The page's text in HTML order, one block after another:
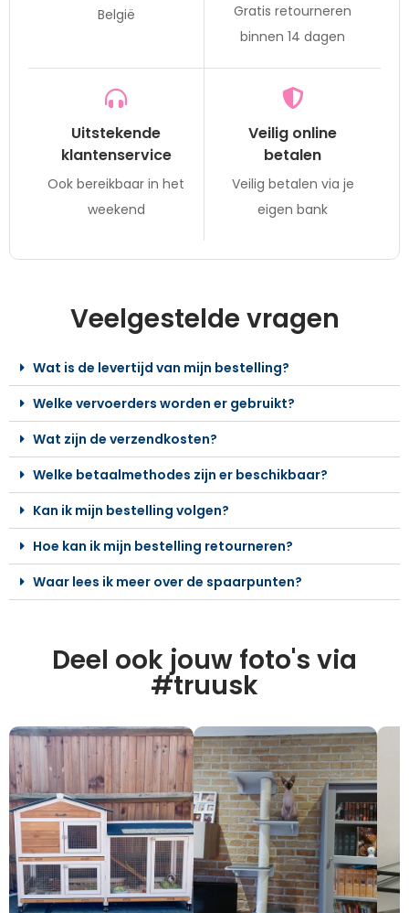
België
Gratis retourneren
binnen 14 dagen
Uitstekende
klantenservice
Ook bereikbaar in het
weekend
Veilig online
betalen
Veilig betalen via je
eigen bank
Veelgestelde vragen
Wat is de levertijd van mijn bestelling?
Welke vervoerders worden er gebruikt?
Wat zijn de verzendkosten?
Welke betaalmethodes zijn er beschikbaar?
Kan ik mijn bestelling volgen?
Hoe kan ik mijn bestelling retourneren?
Waar lees ik meer over de spaarpunten?
Deel ook jouw foto's via
#truusk